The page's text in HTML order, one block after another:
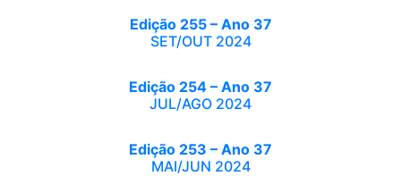
Edição 255 – Ano 37
SET/OUT 2024
Edição 254 – Ano 37
JUL/AGO 2024
Edição 253 – Ano 37
MAI/JUN 2024